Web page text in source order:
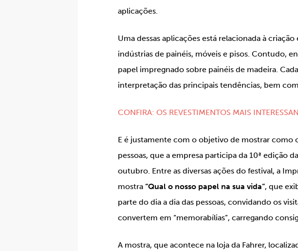
aplicações.
Uma dessas aplicações está relacionada à
indústrias de painéis, móveis e pisos. Contudo,
papel impregnado sobre painéis de madeira.
interpretação das principais tendências, bem
CONFIRA: OS REVESTIMENTOS MAIS
E é justamente com o objetivo de mostrar como
pessoas, que a empresa participa da 10ª edição
outubro. Entre as diversas ações do festival, a
mostra “Qual o nosso papel na sua vida”, que
parte do dia a dia das pessoas, convidando os
convertem em “memorabílias”, carregando
A mostra, que acontece na loja da Fahrer,